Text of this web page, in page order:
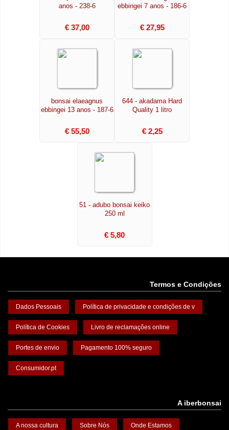
anos - 238-6
€ 37,00
ebbingei 7 anos - 186-6
€ 27,95
bonsai elaeagnus
ebbingei 13 anos - 187-6
€ 55,50
644 - akadama Hard
Quality 1 litro
€ 2,25
51 - adubo bonsai keiko
250 ml
€ 5,80
Termos e Condições
Dados Pessoais Política de privacidade e condições de v
Política de Cookies Livro de reclamações online
Portes de envio Pagamento 100% seguro
Consumidor.pt
A iberbonsai
A nossa cultura Sobre Nós Onde Estamos